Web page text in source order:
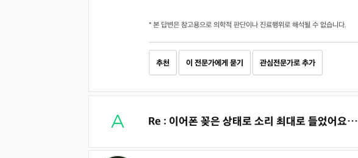
* 본 답변은 참고용으로 의학적 판단이나 진료행위로 해석될 수 없습니다.
추천 이 전문가에게 묻기 관심전문가로 추가
Re : 이어폰 꽂은 상태로 소리 최대로 들었어요…